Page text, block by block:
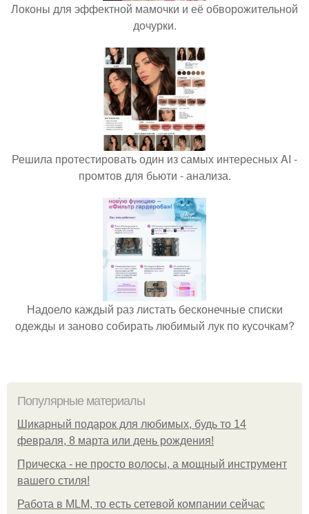
Локоны для эффектной мамочки и её обворожительной
дочурки.
Решила протестировать один из самых интересных AI -
промтов для бьюти - анализа.
Надоело каждый раз листать бесконечные списки
одежды и заново собирать любимый лук по кусочкам?
Популярные материалы
Шикарный подарок для любимых, будь то 14
февраля, 8 марта или день рождения!
Прическа - не просто волосы, а мощный инструмент
вашего стиля!
Работа в MLM, то есть сетевой компании сейчас